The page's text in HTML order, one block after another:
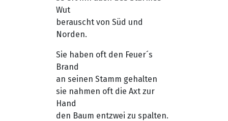
Wut
berauscht von Süd und
Norden.
Sie haben oft den Feuer´s
Brand
an seinen Stamm gehalten
sie nahmen oft die Axt zur
Hand
den Baum entzwei zu spalten.